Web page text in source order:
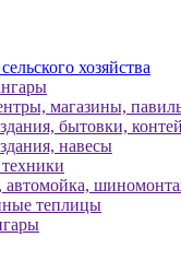
хозяйства
магазины,
бытовки,
навесы
автомойка,
теплицы